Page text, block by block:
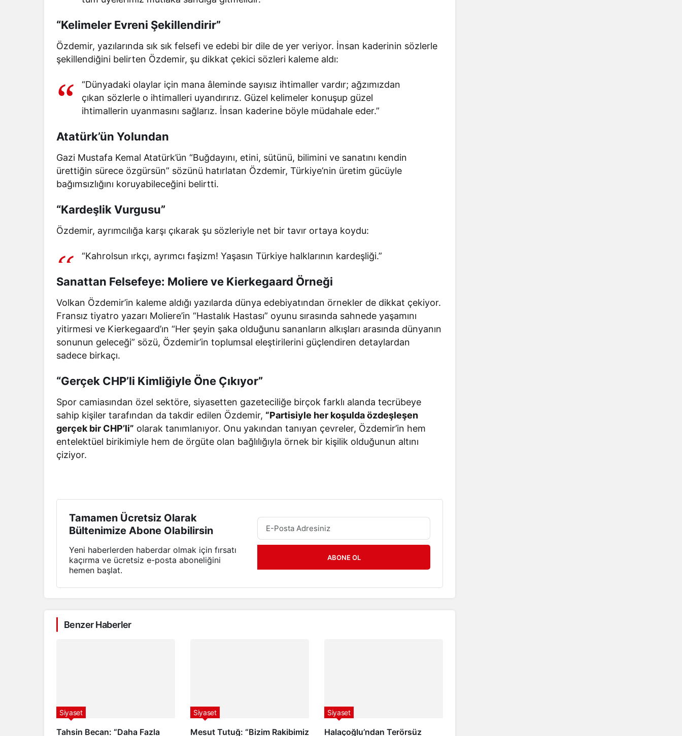
“Kelimeler Evreni Şekillendirir”
Özdemir, yazılarında sık sık felsefi ve edebi bir dile de yer veriyor. İnsan kaderinin sözlerle
şekillendiğini belirten Özdemir, şu dikkat çekici sözleri kaleme aldı:
“Dünyadaki olaylar için mana âleminde sayısız ihtimaller vardır; ağzımızdan
çıkan sözlerle o ihtimalleri uyandırırız. Güzel kelimeler konuşup güzel
ihtimallerin uyanmasını sağlarız. İnsan kaderine böyle müdahale eder.”
Atatürk’ün Yolundan
Gazi Mustafa Kemal Atatürk’ün “Buğdayını, etini, sütünü, bilimini ve sanatını kendin
ürettiğin sürece özgürsün” sözünü hatırlatan Özdemir, Türkiye’nin üretim gücüyle
bağımsızlığını koruyabileceğini belirtti.
“Kardeşlik Vurgusu”
Özdemir, ayrımcılığa karşı çıkarak şu sözleriyle net bir tavır ortaya koydu:
“Kahrolsun ırkçı, ayrımcı faşizm! Yaşasın Türkiye halklarının kardeşliği.”
Sanattan Felsefeye: Moliere ve Kierkegaard Örneği
Volkan Özdemir’in kaleme aldığı yazılarda dünya edebiyatından örnekler de dikkat çekiyor.
Fransız tiyatro yazarı Moliere’in “Hastalık Hastası” oyunu sırasında sahnede yaşamını
yitirmesi ve Kierkegaard’ın “Her şeyin şaka olduğunu sananların alkışları arasında dünyanın
sonunun geleceği” sözü, Özdemir’in toplumsal eleştirilerini güçlendiren detaylardan
sadece birkaçı.
“Gerçek CHP’li Kimliğiyle Öne Çıkıyor”
Spor camiasından özel sektöre, siyasetten gazeteciliğe birçok farklı alanda tecrübeye
sahip kişiler tarafından da takdir edilen Özdemir, “Partisiyle her koşulda özdeşleşen
gerçek bir CHP’li” olarak tanımlanıyor. Onu yakından tanıyan çevreler, Özdemir’in hem
entelektüel birikimiyle hem de örgüte olan bağlılığıyla örnek bir kişilik olduğunun altını
çiziyor.
Tamamen Ücretsiz Olarak
Bültenimize Abone Olabilirsin
Yeni haberlerden haberdar olmak için fırsatı
kaçırma ve ücretsiz e-posta aboneliğini
hemen başlat.
ABONE OL
Benzer Haberler
Tahsin Becan: “Daha Fazla
Siyaset
Mesut Tutuğ: “Bizim Rakibimiz
Siyaset
Halaçoğlu’ndan Terörsüz
Siyaset